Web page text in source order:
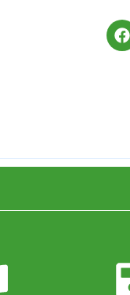
, nuestro sitio ha